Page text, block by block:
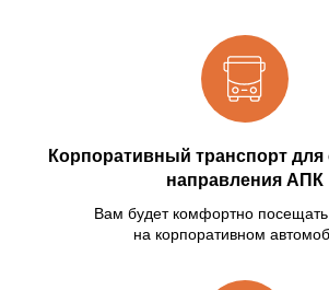
Корпоративный транспорт для
направления АПК
Вам будет комфортно посещать
на корпоративном